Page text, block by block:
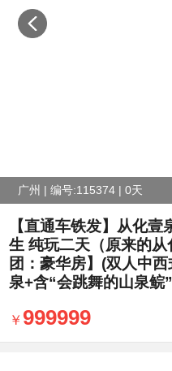
广州 | 编号:115374 | 0天
【直通车铁发】从化
生 纯玩二天（原来的
团：豪华房】(双人中
泉+含“会跳舞的山泉鲩
999999